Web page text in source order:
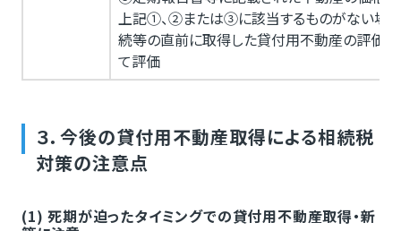
上記①、②または③に該当するものがない場合
続等の直前に取得した貸付用不動産の評価
て評価
３．今後の貸付用不動産取得による相続税
対策の注意点
(1) 死期が迫ったタイミングでの貸付用不動産取得・新